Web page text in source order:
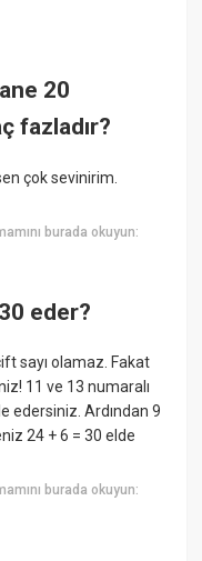
20
fazladır?
çok sevinirim.
burada okuyun:
eder?
sayı olamaz. Fakat
11 ve 13 numaralı
edersiniz. Ardından 9
24 + 6 = 30 elde
burada okuyun: